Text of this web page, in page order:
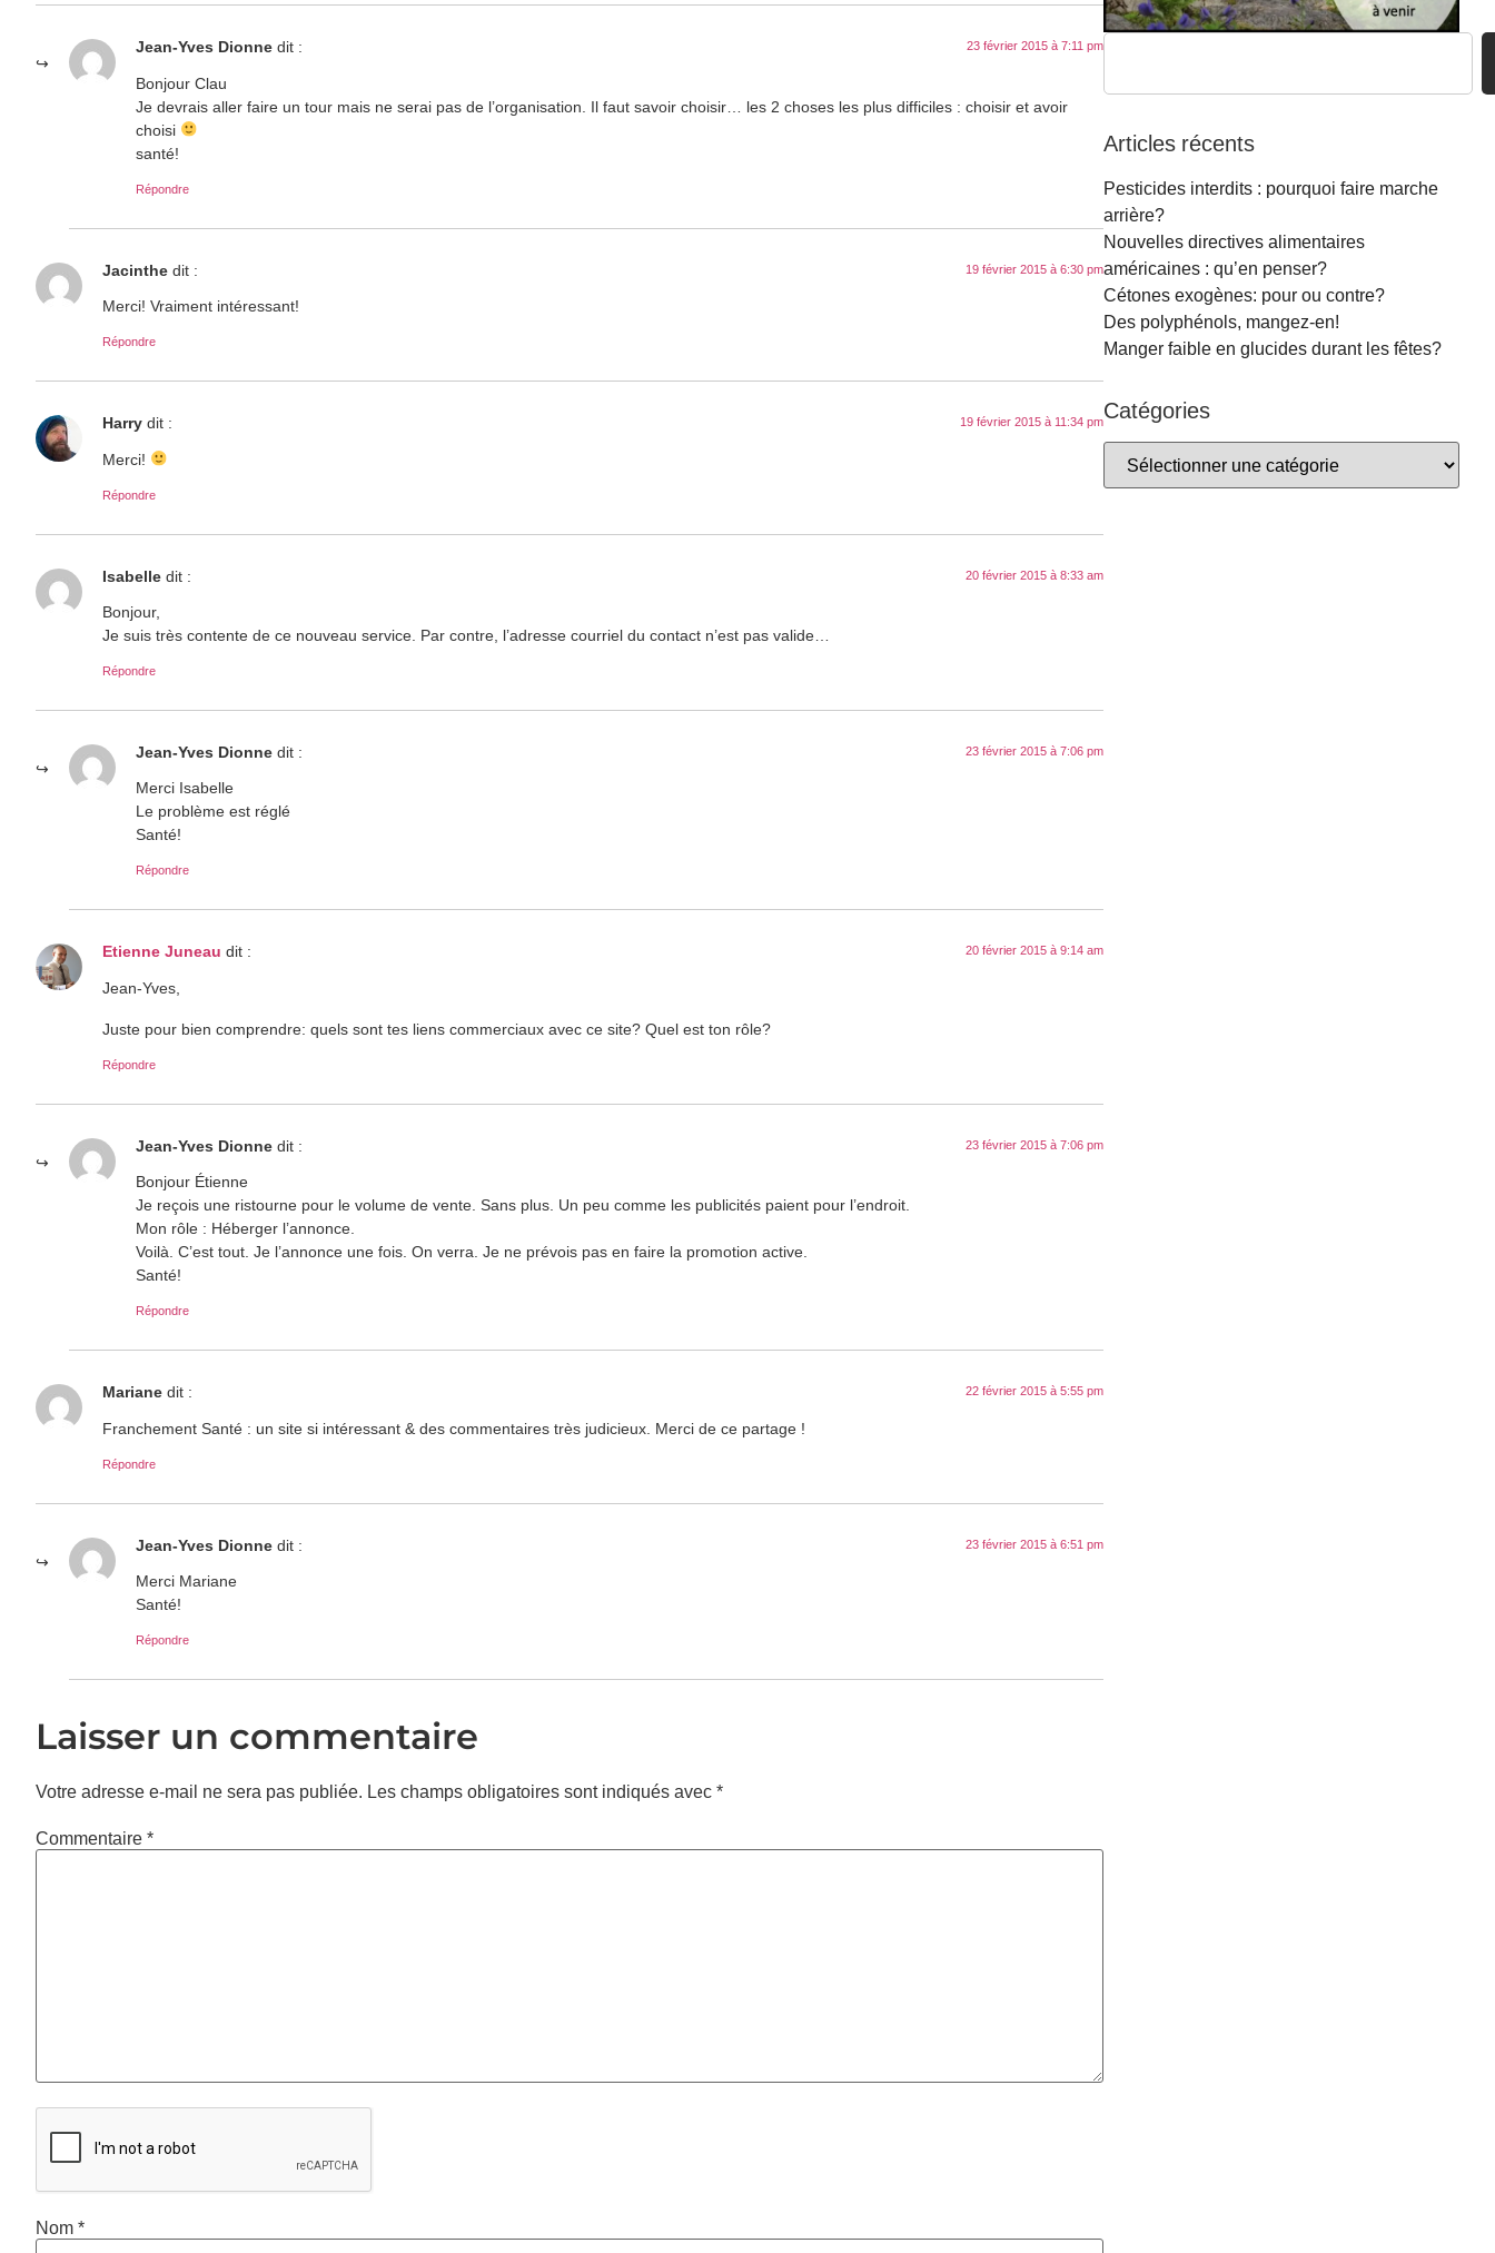
Jean-Yves Dionne dit : 23 février 2015 à 7:11 pm
Bonjour Clau
Je devrais aller faire un tour mais ne serai pas de l’organisation. Il faut savoir choisir… les 2 choses les plus difficiles : choisir et avoir
choisi
santé!
Répondre
Jacinthe dit : 19 février 2015 à 6:30 pm
Merci! Vraiment intéressant!
Répondre
Harry dit : 19 février 2015 à 11:34 pm
Merci!
Répondre
Isabelle dit : 20 février 2015 à 8:33 am
Bonjour,
Je suis très contente de ce nouveau service. Par contre, l’adresse courriel du contact n’est pas valide…
Répondre
Jean-Yves Dionne dit : 23 février 2015 à 7:06 pm
Merci Isabelle
Le problème est réglé
Santé!
Répondre
Etienne Juneau dit : 20 février 2015 à 9:14 am
Jean-Yves,
Juste pour bien comprendre: quels sont tes liens commerciaux avec ce site? Quel est ton rôle?
Répondre
Jean-Yves Dionne dit : 23 février 2015 à 7:06 pm
Bonjour Étienne
Je reçois une ristourne pour le volume de vente. Sans plus. Un peu comme les publicités paient pour l’endroit.
Mon rôle : Héberger l’annonce.
Voilà. C’est tout. Je l’annonce une fois. On verra. Je ne prévois pas en faire la promotion active.
Santé!
Répondre
Mariane dit : 22 février 2015 à 5:55 pm
Franchement Santé : un site si intéressant & des commentaires très judicieux. Merci de ce partage !
Répondre
Jean-Yves Dionne dit : 23 février 2015 à 6:51 pm
Merci Mariane
Santé!
Répondre
Laisser un commentaire
Votre adresse e-mail ne sera pas publiée. Les champs obligatoires sont indiqués avec*
Commentaire*
Nom*
Articles récents
Pesticides interdits : pourquoi faire marche
arrière?
Nouvelles directives alimentaires
américaines : qu’en penser?
Cétones exogènes: pour ou contre?
Des polyphénols, mangez-en!
Manger faible en glucides durant les fêtes?
Catégories